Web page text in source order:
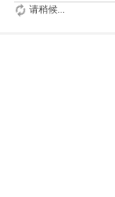
请稍候...